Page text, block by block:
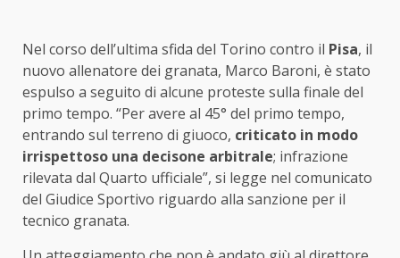
Nel corso dell’ultima sfida del Torino contro il Pisa, il
nuovo allenatore dei granata, Marco Baroni, è stato
espulso a seguito di alcune proteste sulla finale del
primo tempo. “Per avere al 45° del primo tempo,
entrando sul terreno di giuoco, criticato in modo
irrispettoso una decisone arbitrale; infrazione
rilevata dal Quarto ufficiale”, si legge nel comunicato
del Giudice Sportivo riguardo alla sanzione per il
tecnico granata.